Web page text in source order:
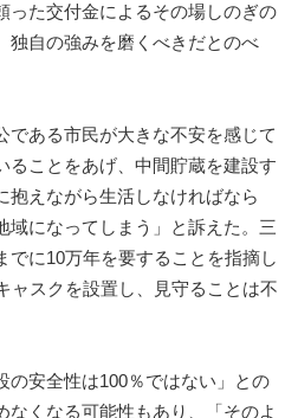
った交付金によるその場しのぎの
独自の強みを磨くべきだとのべ
ある市民が大きな不安を感じて
ることをあげ、中間貯蔵を建設す
抱えながら生活しなければなら
域になってしまう」と訴えた。三
でに10万年を要することを指摘し
ャスクを設置し、見守ることは不
安全性は100％ではない」との
なくなる可能性もあり、「そのよ